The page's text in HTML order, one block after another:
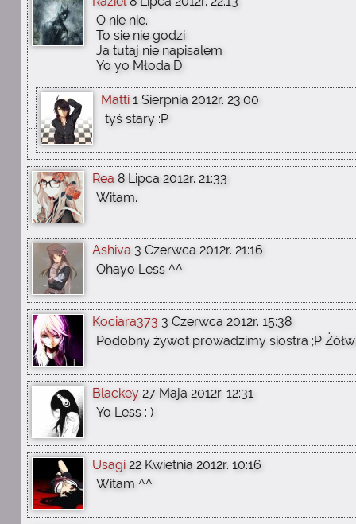
O nie nie.
To sie nie godzi
Ja tutaj nie napisalem
Yo yo Młoda:D
Matti 1 Sierpnia 2012r. 23:00
tyś stary :P
Rea 8 Lipca 2012r. 21:33
Witam.
Ashiva 3 Czerwca 2012r. 21:16
Ohayo Less ^^
Kociara373 3 Czerwca 2012r. 15:38
Podobny żywot prowadzimy siostra ;P
Blackey 27 Maja 2012r. 12:31
Yo Less : )
Usagi 22 Kwietnia 2012r. 10:16
Witam ^^